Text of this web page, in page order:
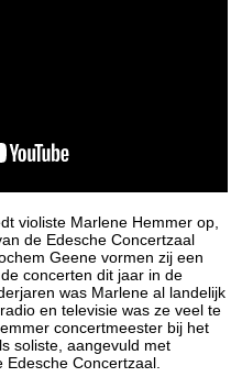
violiste Marlene Hemmer op,
de Edesche Concertzaal
Geene vormen zij een
concerten dit jaar in de
was Marlene al landelijk
en televisie was ze veel te
concertmeester bij het
soliste, aangevuld met
Concertzaal.